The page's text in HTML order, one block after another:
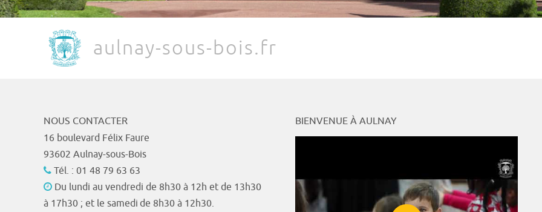
aulnay-sous-bois.fr
NOUS CONTACTER
16 boulevard Félix Faure
93602 Aulnay-sous-Bois
Tél. : 01 48 79 63 63
Du lundi au vendredi de 8h30 à 12h et de 13h30
à 17h30 ; et le samedi de 8h30 à 12h30.
BIENVENUE À AULNAY